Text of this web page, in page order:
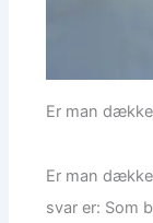
Er man
Er man
svar er: Som